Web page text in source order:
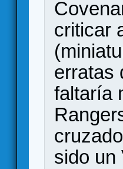
criticar
erratas
faltaría
sido un